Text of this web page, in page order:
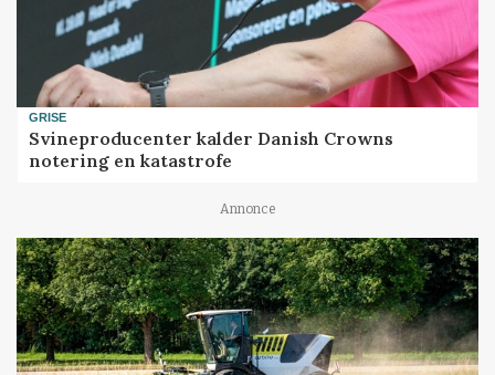
GRISE
Svineproducenter kalder Danish Crowns
notering en katastrofe
Annonce